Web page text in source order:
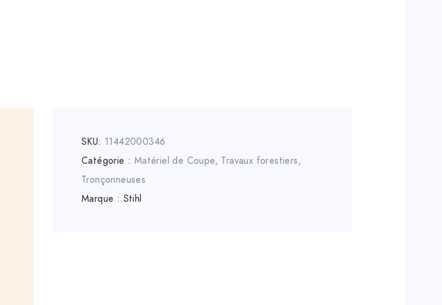
SKU: 11442000346
Catégorie : Matériel de Coupe, Travaux forestiers,
Tronçonneuses
Marque : Stihl